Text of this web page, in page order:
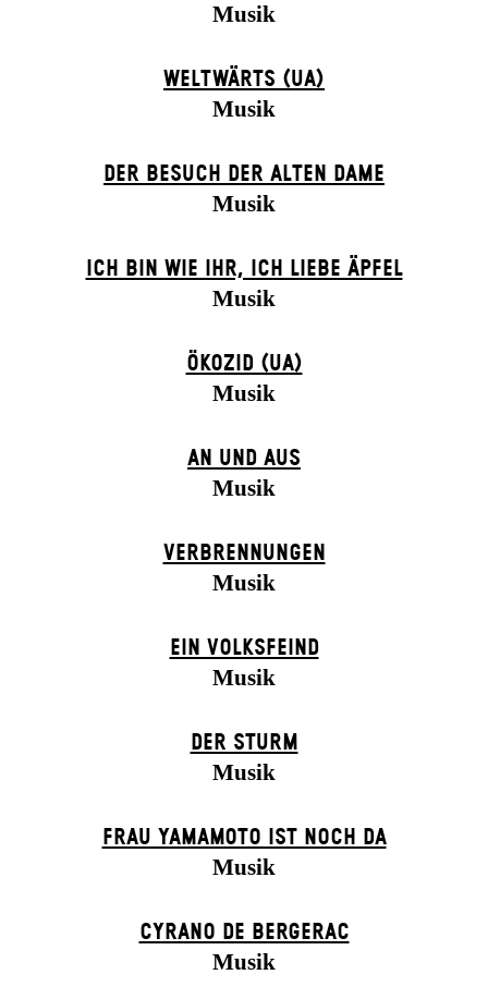
Musik
WELTWÄRTS (UA)
Musik
DER BE­SUCH DER ALT­EN DA­ME
Musik
ICH BIN WIE IHR, ICH LIEBE ÄPFEL
Musik
ÖKOZID (UA)
Musik
AN UND AUS
Musik
VERBRENNUNGEN
Musik
EIN VOLKS­FEIND
Musik
DER STURM
Musik
FRAU YAMAMOTO IST NOCH DA
Musik
CYRANO DE BERGERAC
Musik